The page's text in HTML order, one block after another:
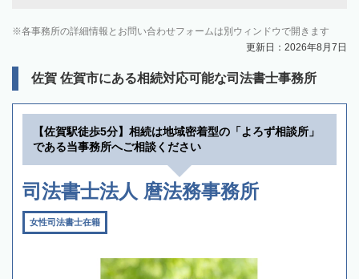
各事務所の詳細情報とお問い合わせフォームは別ウィンドウで開きます
更新日：2026年8月7日
佐賀 佐賀市にある相続対応可能な司法書士事務所
【佐賀駅徒歩5分】相続は地域密着型の「よろず相談所」
である当事務所へご相談ください
司法書士法人 麿法務事務所
女性司法書士在籍